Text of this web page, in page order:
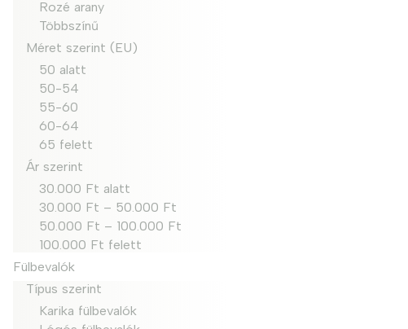
Rozé arany
Többszínű
Méret szerint (EU)
50 alatt
50-54
55-60
60-64
65 felett
Ár szerint
30.000 Ft alatt
30.000 Ft – 50.000 Ft
50.000 Ft – 100.000 Ft
100.000 Ft felett
Fülbevalók
Típus szerint
Karika fülbevalók